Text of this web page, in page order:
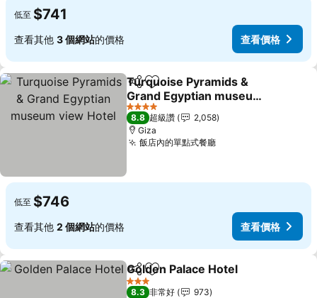
低至 $741
查看其他 3 個網站的價格 查看價格
分享 加入我的最愛
Turquoise Pyramids &
Grand Egyptian museum
view Hotel
查看價格
4 星級
8.8 超級讚
2,058
Giza
飯店內的單點式餐廳查看價格
低至 $746
查看其他 2 個網站的價格 查看價格
分享 加入我的最愛
Golden Palace Hotel
3 星級
8.3 非常好
973